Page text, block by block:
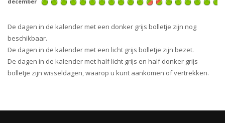
De dagen in de kalender met een donker grijs bolletje zijn nog
beschikbaar.
De dagen in de kalender met een licht grijs bolletje zijn bezet.
De dagen in de kalender met half licht grijs en half donker grijs
bolletje zijn wisseldagen, waarop u kunt aankomen of vertrekken.